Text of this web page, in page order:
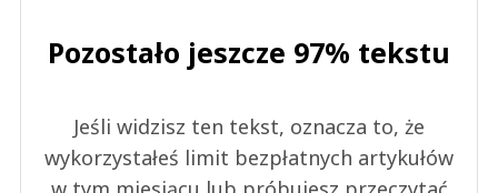
Pozostało jeszcze 97% tekstu
Jeśli widzisz ten tekst, oznacza to, że
wykorzystałeś limit bezpłatnych artykułów